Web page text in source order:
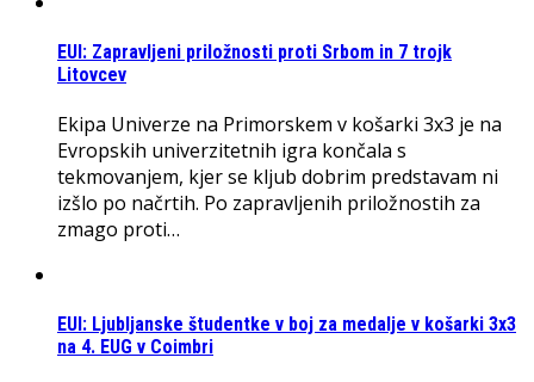
EUI: Zapravljeni priložnosti proti Srbom in 7 trojk
Litovcev
Ekipa Univerze na Primorskem v košarki 3x3 je na
Evropskih univerzitetnih igra končala s
tekmovanjem, kjer se kljub dobrim predstavam ni
izšlo po načrtih. Po zapravljenih priložnostih za
zmago proti…
EUI: Ljubljanske študentke v boj za medalje v košarki 3x3
na 4. EUG v Coimbri